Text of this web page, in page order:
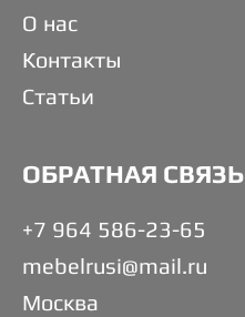
О нас
Контакты
Статьи
ОБРАТНАЯ СВЯЗЬ
+7 964 586-23-65
mebelrusi@mail.ru
Москва